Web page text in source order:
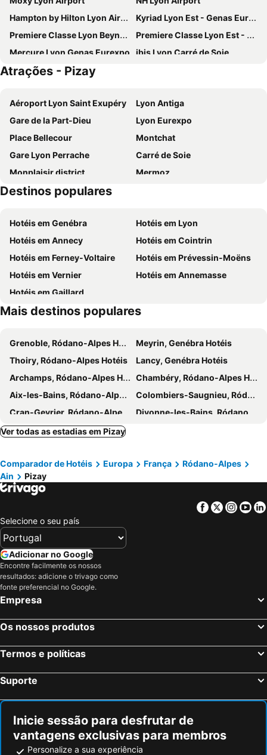
Hampton by Hilton Lyon Airport
Kyriad Lyon Est - Genas Eurexpo
Premiere Classe Lyon Beynost
Premiere Classe Lyon Est - Bron Eurexpo
Mercure Lyon Genas Eurexpo
ibis Lyon Carré de Soie
ibis budget Lyon Villeurbanne
B&B HOTEL Lyon Grand Stade Meyzieu
KOPSTER Hotel Lyon Groupama Stadium
Best Western Plus Hôtel & Spa de Chassieu
Hôtel Le Costellan
Logis Hotel Le Petit Casset
Hostellerie du Vieux Pérouges
ibis Lyon Est Beynost A42
Logis Lyon Est Porte de l'Ain
Les Chambres De La Renaissance
ibis budget Lyon Mionnay
Campanile PRIME - Lyon Meyzieu Eurexpo Arena Stadium
The Originals City, Hôtel Éclipse, Lyon Est
Hotel 1ère Etape
Sofitel Lyon Aeroport
ibis budget Amberieu en Bugey/Chateau Gaillard A42
Atrações - Pizay
Aéroport Lyon Saint Exupéry
Lyon Antiga
Gare de la Part-Dieu
Lyon Eurexpo
Place Bellecour
Montchat
Gare Lyon Perrache
Carré de Soie
Monplaisir district
Mermoz
Les Traboules
Hôtel de ville de Lyon
Confluence
Basilica of Notre-Dame de Fourvière
OL Store Lyon Centre
Cité médiévale de Pérouges
Bellecombe
Le Parc des Oiseaux
Grand Parc Nature Miribel Jonage
Golf du Gouverneur
Centre Aquatique du Loup Pendu
Rhônexpress - Aéroport Lyon Saint Exupéry
Grange Blanche
Touroparc
Ménival
Destinos populares
Hotéis em Genébra
Hotéis em Lyon
Hotéis em Annecy
Hotéis em Cointrin
Hotéis em Ferney-Voltaire
Hotéis em Prévessin-Moëns
Hotéis em Vernier
Hotéis em Annemasse
Hotéis em Gaillard
Mais destinos populares
Grenoble, Ródano-Alpes Hotéis
Meyrin, Genébra Hotéis
Thoiry, Ródano-Alpes Hotéis
Lancy, Genébra Hotéis
Archamps, Ródano-Alpes Hotéis
Chambéry, Ródano-Alpes Hotéis
Aix-les-Bains, Ródano-Alpes Hotéis
Colombiers-Saugnieu, Ródano-Alpes Hotéis
Cran-Gevrier, Ródano-Alpes Hotéis
Divonne-les-Bains, Ródano-Alpes Hotéis
Ambilly, Ródano-Alpes Hotéis
Ville-la-Grand, Ródano-Alpes Hotéis
Villeurbanne, Ródano-Alpes Hotéis
Viry, Ródano-Alpes Hotéis
Le Grand-Saconnex, Genébra Hotéis
Massieux, Ródano-Alpes Hotéis
Lyon, Ródano-Alpes Hotéis
Annecy, Ródano-Alpes Hotéis
Val Thorens, Ródano-Alpes Hotéis
Méribel, Ródano-Alpes Hotéis
Paris, França Hotéis
Coupvray, França Hotéis
Bordéus, Aquitânia Hotéis
Serris, França Hotéis
Colmar, Alsácia Hotéis
Ver todas as estadias em Pizay
Comparador de Hotéis Europa França
Ródano-Alpes
Ain
Pizay
Facebook
Twitter
Selecione o seu país
Adicionar no Google
Encontre facilmente os nossos
resultados: adicione o trivago como
fonte preferencial no Google.
Empresa
Os nossos produtos
Termos e políticas
Suporte
Inicie sessão para desfrutar de
vantagens exclusivas para membros
Personalize a sua experiência